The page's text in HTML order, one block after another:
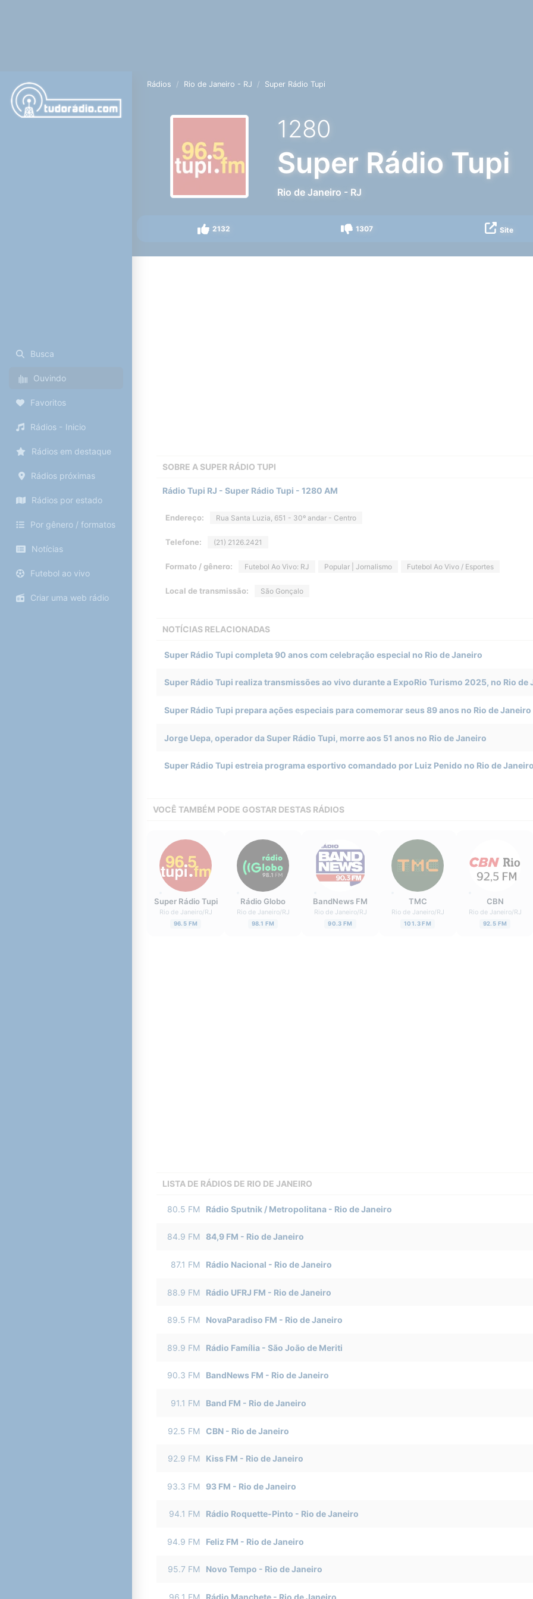
Busca
Ouvindo
Favoritos
Rádios - Inicio
Rádios em destaque
Rádios próximas
Rádios por estado
Por gênero / formatos
Notícias
Futebol ao vivo
Criar uma web rádio
Rádios Rio de Janeiro - RJ Super Rádio Tupi
1280
Super Rádio Tupi
Rio de Janeiro - RJ
2132 1307 Site
SOBRE A SUPER RÁDIO TUPI
Rádio Tupi RJ - Super Rádio Tupi - 1280 AM
Endereço: Rua Santa Luzia, 651 - 30º andar - Centro
Telefone: (21) 2126.2421
Formato / gênero: Futebol Ao Vivo: RJ Popular | Jornalismo Futebol Ao Vivo / Esportes
Local de transmissão: São Gonçalo
NOTÍCIAS RELACIONADAS
Super Rádio Tupi completa 90 anos com celebração especial no Rio de Janeiro
Super Rádio Tupi realiza transmissões ao vivo durante a ExpoRio Turismo 2025, no Rio de
Super Rádio Tupi prepara ações especiais para comemorar seus 89 anos no Rio de Janeiro
Jorge Uepa, operador da Super Rádio Tupi, morre aos 51 anos no Rio de Janeiro
Super Rádio Tupi estreia programa esportivo comandado por Luiz Penido no Rio de Janeiro
VOCÊ TAMBÉM PODE GOSTAR DESTAS RÁDIOS
Super Rádio Tupi
Rio de Janeiro/RJ
96.5 FM
Rádio Globo
Rio de Janeiro/RJ
98.1 FM
BandNews FM
Rio de Janeiro/RJ
90.3 FM
TMC
Rio de Janeiro/RJ
101.3 FM
CBN
Rio de Janeiro/RJ
92.5 FM
LISTA DE RÁDIOS DE RIO DE JANEIRO
80.5 FM Rádio Sputnik / Metropolitana- Rio de Janeiro
84.9 FM 84,9 FM - Rio de Janeiro
87.1 FM Rádio Nacional - Rio de Janeiro
88.9 FM Rádio UFRJ FM - Rio de Janeiro
89.5 FM NovaParadiso FM - Rio de Janeiro
89.9 FM Rádio Família- São João de Meriti
90.3 FM BandNews FM - Rio de Janeiro
91.1 FM Band FM - Rio de Janeiro
92.5 FM CBN- Rio de Janeiro
92.9 FM Kiss FM - Rio de Janeiro
93.3 FM 93 FM - Rio de Janeiro
94.1 FM Rádio Roquette-Pinto - Rio de Janeiro
94.9 FM Feliz FM - Rio de Janeiro
95.7 FM Novo Tempo - Rio de Janeiro
96.1 FM Rádio Manchete- Rio de Janeiro